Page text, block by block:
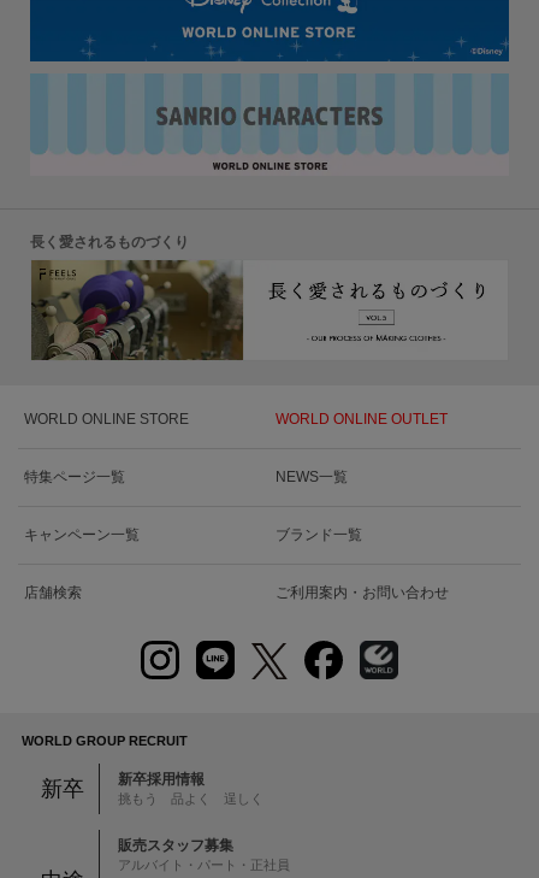
長く愛されるものづくり
WORLD ONLINE STORE WORLD ONLINE OUTLET
特集ページ一覧 NEWS一覧
キャンペーン一覧 ブランド一覧
店舗検索 ご利用案内・お問い合わせ
WORLD GROUP RECRUIT
新卒 新卒採用情報
挑もう 品よく 逞しく
販売スタッフ募集
アルバイト・パート・正社員